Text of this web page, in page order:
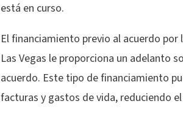
está en curso.
El financiamiento previo al acuerdo por
Las Vegas le proporciona un adelanto
acuerdo. Este tipo de financiamiento
facturas y gastos de vida, reduciendo